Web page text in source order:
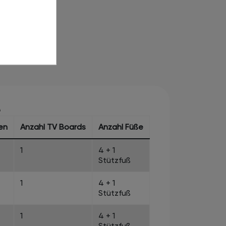
Anzahl TV Boards Anzahl Füße
1
4 + 1
Stützfuß
1
4 + 1
Stützfuß
1
4 + 1